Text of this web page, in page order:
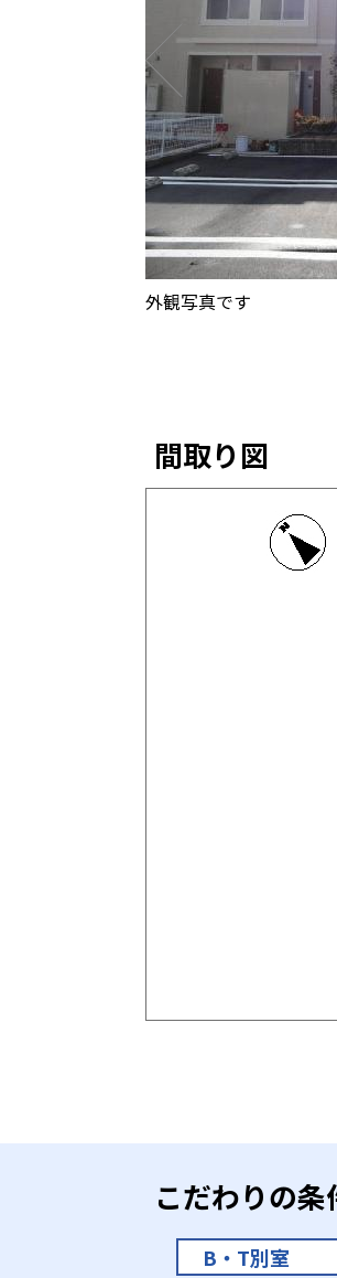
外観写真です
間取り図
こだわりの条
B・T別室